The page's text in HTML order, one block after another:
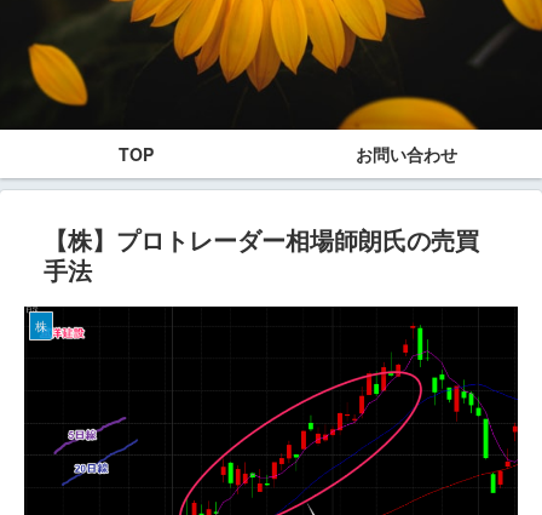
TOP お問い合わせ
【株】プロトレーダー相場師朗氏の売買
手法
株